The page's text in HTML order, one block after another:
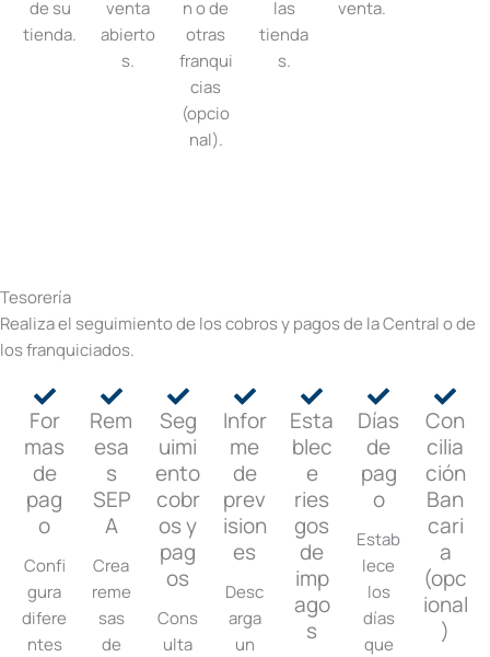
de su
tienda.
venta
abierto
s.
n o de
otras
franqui
cias
(opcio
nal).
las
tienda
s.
venta.
Tesorería
Realiza el seguimiento de los cobros y pagos de la Central o de
los franquiciados.
For
mas
de
pag
o
Confi
gura
difere
ntes
Rem
esa
s
SEP
A
Crea
reme
sas
de
Seg
uimi
ento
cobr
os y
pag
os
Cons
ulta
Infor
me
de
prev
ision
es
Desc
arga
un
Esta
blec
e
ries
gos
de
imp
ago
s
Días
de
pag
o
Estab
lece
los
días
que
Con
cilia
ción
Ban
cari
a
(opc
ional
)